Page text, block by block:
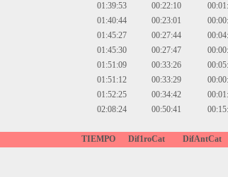
01:39:53 00:22:10
01:40:44 00:23:01
01:45:27 00:27:44
01:45:30 00:27:47
01:51:09 00:33:26
01:51:12 00:33:29
01:52:25 00:34:42
02:08:24 00:50:41
TIEMPO Dif1roCat DifAntCat